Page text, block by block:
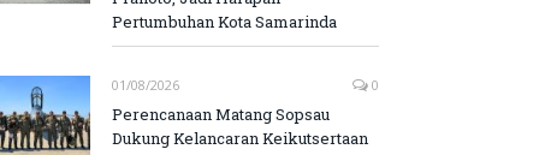
Pertumbuhan Kota Samarinda
01/08/2026 0
Perencanaan Matang Sopsau
Dukung Kelancaran Keikutsertaan